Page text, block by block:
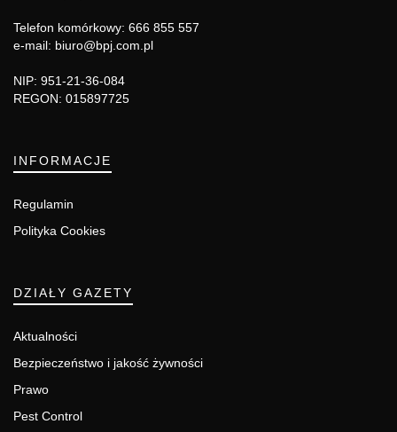
Telefon komórkowy: 666 855 557
e-mail: biuro@bpj.com.pl
NIP: 951-21-36-084
REGON: 015897725
INFORMACJE
Regulamin
Polityka Cookies
DZIAŁY GAZETY
Aktualności
Bezpieczeństwo i jakość żywności
Prawo
Pest Control